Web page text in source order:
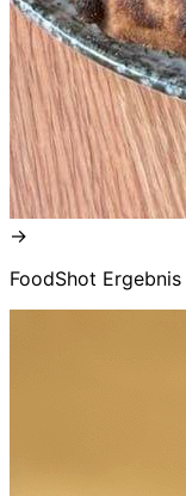
→
FoodShot Ergebnis